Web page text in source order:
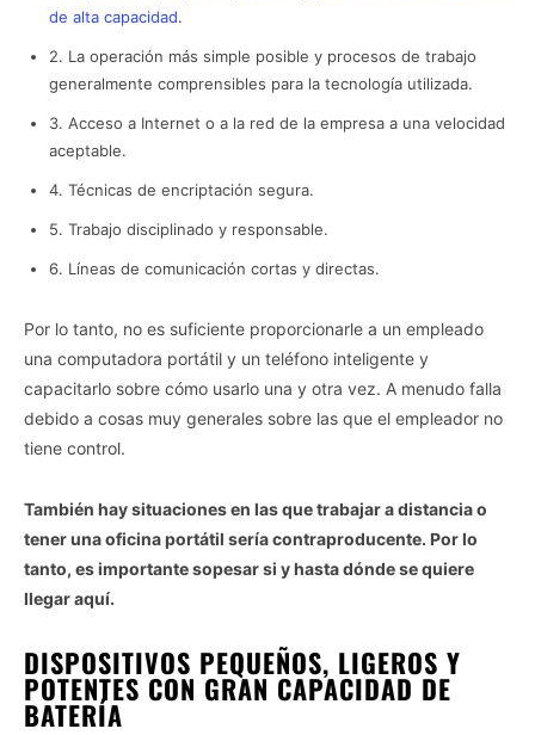
de alta capacidad.
2. La operación más simple posible y procesos de trabajo
generalmente comprensibles para la tecnología utilizada.
3. Acceso a Internet o a la red de la empresa a una velocidad
aceptable.
4. Técnicas de encriptación segura.
5. Trabajo disciplinado y responsable.
6. Líneas de comunicación cortas y directas.
Por lo tanto, no es suficiente proporcionarle a un empleado
una computadora portátil y un teléfono inteligente y
capacitarlo sobre cómo usarlo una y otra vez. A menudo falla
debido a cosas muy generales sobre las que el empleador no
tiene control.
También hay situaciones en las que trabajar a distancia o
tener una oficina portátil sería contraproducente. Por lo
tanto, es importante sopesar si y hasta dónde se quiere
llegar aquí.
DISPOSITIVOS PEQUEÑOS, LIGEROS Y
POTENTES CON GRAN CAPACIDAD DE
BATERÍA